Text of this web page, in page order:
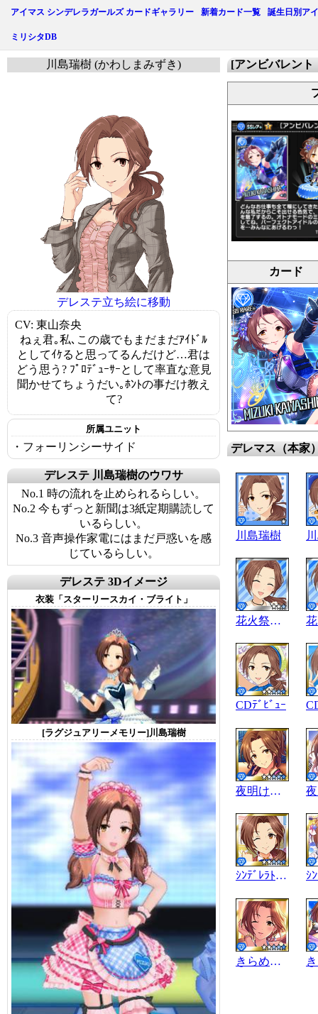
アイマス シンデレラガールズ カードギャラリー 新着カード一覧 誕生日別ア
ミリシタDB
[アンビバレント
カード
デレマス（本家
川島瑞樹
花火祭りｽﾏｲﾙ
CDﾃﾞﾋﾞｭｰ
夜明けのﾃﾞｨｰｳﾞｧ
ｼﾝﾃﾞﾚﾗﾄﾞﾘｰﾑ
きらめきの渚
川島瑞樹 (かわしまみずき)
デレステ立ち絵に移動
CV: 東山奈央
ねぇ君｡私､この歳でもまだまだｱｲﾄﾞﾙ
としてｲｹると思ってるんだけど…君は
どう思う? ﾌﾟﾛﾃﾞｭｰｻｰとして率直な意見
聞かせてちょうだい｡ﾎﾝﾄの事だけ教え
て?
所属ユニット
・フォーリンシーサイド
デレステ 川島瑞樹のウワサ
No.1 時の流れを止められるらしい。
No.2 今もずっと新聞は3紙定期購読して
いるらしい。
No.3 音声操作家電にはまだ戸惑いを感
じているらしい。
デレステ 3Dイメージ
衣装「スターリースカイ・ブライト」
[ラグジュアリーメモリー]川島瑞樹